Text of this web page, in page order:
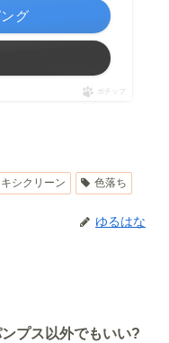
グ
ポチップ
シクリーン 色落ち
ゆるはな
プス以外でもいい?